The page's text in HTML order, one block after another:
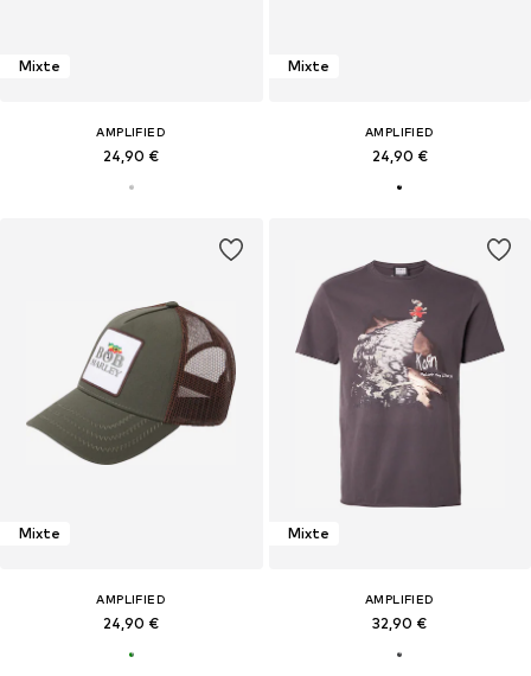
Mixte
AMPLIFIED
24,90 €
Mixte
AMPLIFIED
24,90 €
Mixte
AMPLIFIED
24,90 €
Mixte
AMPLIFIED
32,90 €